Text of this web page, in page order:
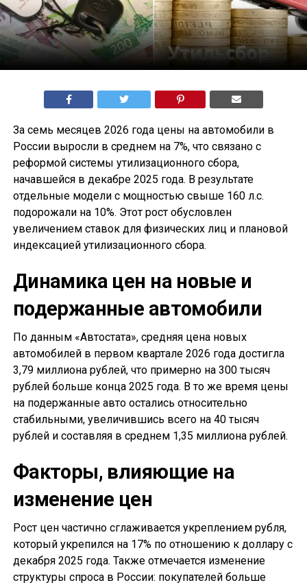
За семь месяцев 2026 года цены на автомобили в
России выросли в среднем на 7%, что связано с
реформой системы утилизационного сбора,
начавшейся в декабре 2025 года. В результате
отдельные модели с мощностью свыше 160 л.с.
подорожали на 10%. Этот рост обусловлен
увеличением ставок для физических лиц и плановой
индексацией утилизационного сбора.
Динамика цен на новые и
подержанные автомобили
По данным «Автостата», средняя цена новых
автомобилей в первом квартале 2026 года достигла
3,79 миллиона рублей, что примерно на 300 тысяч
рублей больше конца 2025 года. В то же время цены
на подержанные авто остались относительно
стабильными, увеличившись всего на 40 тысяч
рублей и составляя в среднем 1,35 миллиона рублей.
Факторы, влияющие на
изменение цен
Рост цен частично сглаживается укреплением рубля,
который укрепился на 17% по отношению к доллару с
декабря 2025 года. Также отмечается изменение
структуры спроса в России: покупателей больше